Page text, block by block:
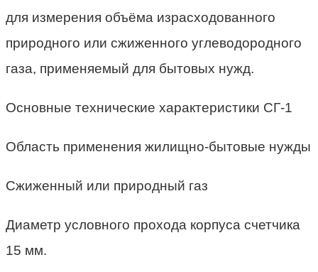
для измерения объёма израсходованного
природного или сжиженного углеводородного
газа, применяемый для бытовых нужд.
Основные технические характеристики СГ-1
Область применения жилищно-бытовые нужды
Cжиженный или природный газ
Диаметр условного прохода корпуса счетчика
15 мм.